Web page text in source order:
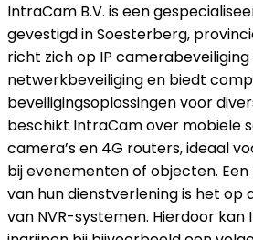
IntraCam B.V. is een
gevestigd in Soesterberg,
richt zich op IP camerabeveiliging
netwerkbeveiliging en biedt
beveiligingsoplossingen voor
beschikt IntraCam over mobiele
camera’s en 4G routers, ideaal
bij evenementen of objecten.
van hun dienstverlening is het
van NVR-systemen. Hierdoor